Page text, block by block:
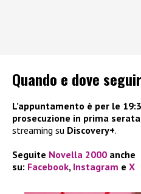
Quando e dove
L’appuntamento è per le
prosecuzione in prima serata
streaming su Discovery+.
Seguite Novella 2000 anche
su: Facebook, Instagram e X